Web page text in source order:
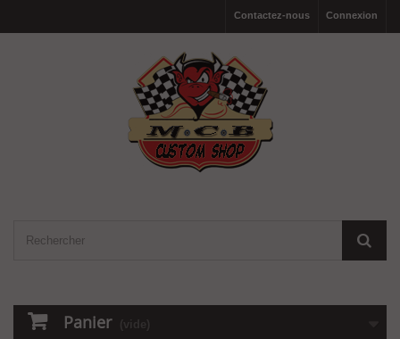
Connexion
Contactez-nous
Panier (vide)